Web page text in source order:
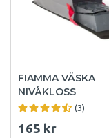
FIAMMA VÄSKA
NIVÅKLOSS
(3)
165 kr